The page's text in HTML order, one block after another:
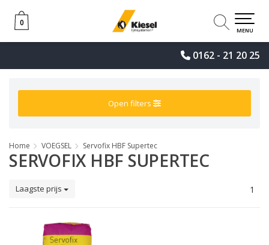
0162 - 21 20 25
0
0
MENU
Open filters
Home VOEGSEL Servofix HBF Supertec
SERVOFIX HBF SUPERTEC
Laagste prijs 1